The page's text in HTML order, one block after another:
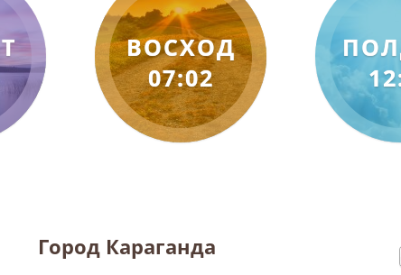
ВОСХОД
07:02
Город Караганда